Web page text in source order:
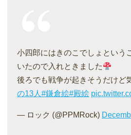
小四郎にはきのこでしょという
いたので入れときました
後ろでも戦争が起きそうだけど
の13人 #鎌倉絵#殿絵
— ロック (@PPMRock)